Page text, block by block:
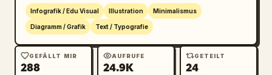
{"icon":"text 'Te'","label":"Text im Bild"},
{"icon":"pie chart","label":"Infografiken und
{"title":"Beispiel für
Textvorgaben","graphic":"grüne Box mit
Infografik / Edu Visual Illustration Minimalismus
Diagramm / Grafik Text / Typografie
GEFÄLLT MIR
288
AUFRUFE
24.9K
GETEILT
24